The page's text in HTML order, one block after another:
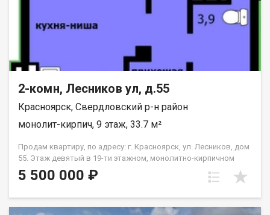
2-комн, Лесников ул, д.55
Красноярск, Свердловский р-н район
монолит-кирпич, 9 этаж, 33.7 м²
Продам квартиру, по адресу: г. Красноярск, ул. Лесников, дом
55. Этаж девятый в 19-ти этажном, монолитно-кирпичном
доме. Общая площадь- 33.7 кв.м., кухня-гостиная-14,6 кв.м.,
спальня--10,3 кв.м. Предчистовая отделка от застройщика.
5 500 000 ₽